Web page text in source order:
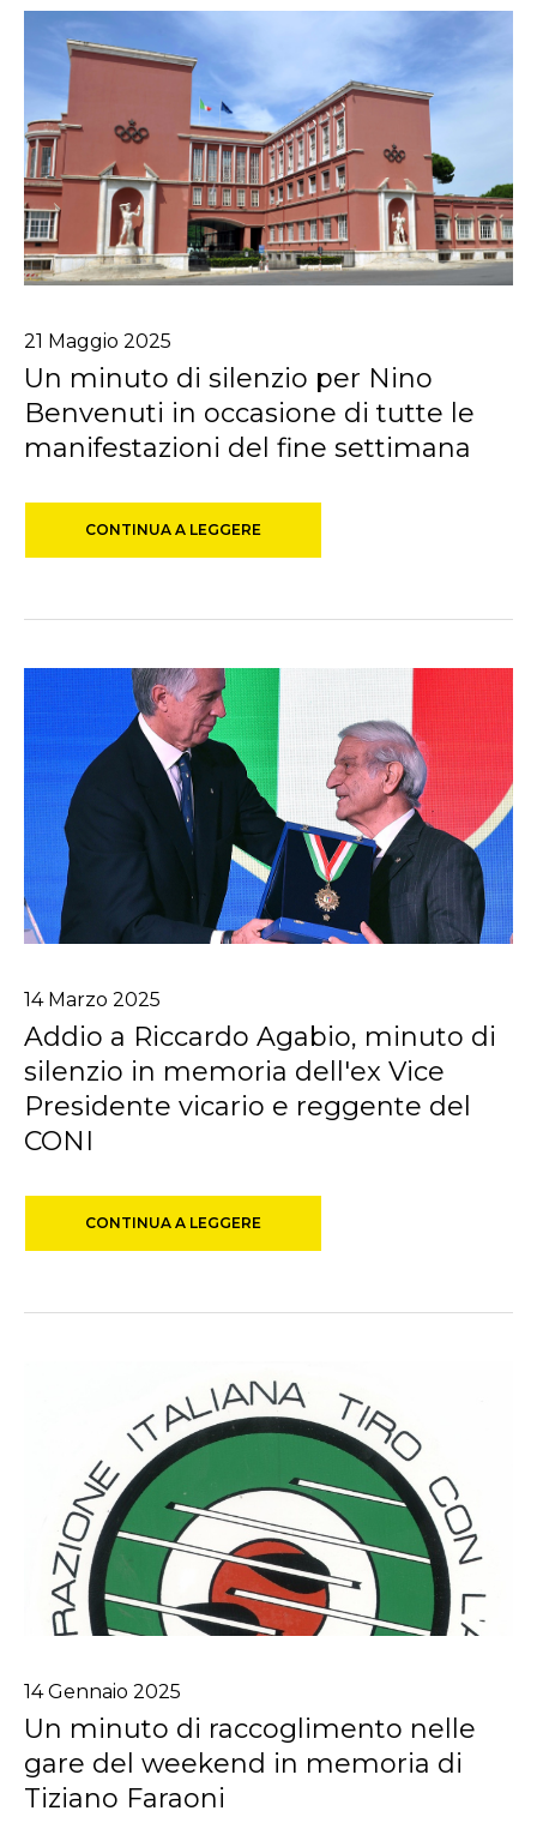
21 Maggio 2025
Un minuto di silenzio per Nino
Benvenuti in occasione di tutte le
manifestazioni del fine settimana
CONTINUA A LEGGERE
14 Marzo 2025
Addio a Riccardo Agabio, minuto di
silenzio in memoria dell'ex Vice
Presidente vicario e reggente del
CONI
CONTINUA A LEGGERE
14 Gennaio 2025
Un minuto di raccoglimento nelle
gare del weekend in memoria di
Tiziano Faraoni